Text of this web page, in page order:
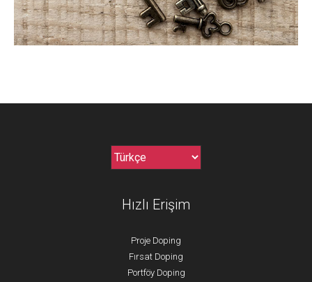
Hızlı Erişim
Proje Doping
Fırsat Doping
Portföy Doping